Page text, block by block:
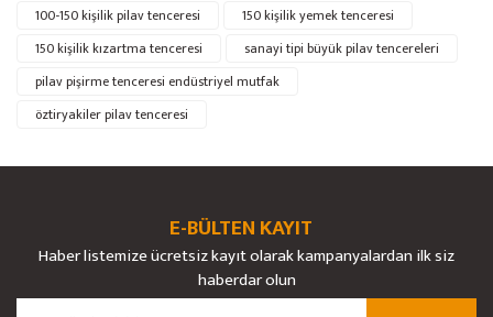
Yorum Yaz
Soru Sor
Ürün fiyatı diğer sitelerden daha pahalı.
Gönder
100-150 kişilik pilav tenceresi
150 kişilik yemek tenceresi
150 kişilik kızartma tenceresi
sanayi tipi büyük pilav tencereleri
pilav pişirme tenceresi endüstriyel mutfak
öztiryakiler pilav tenceresi
E-BÜLTEN KAYIT
Haber listemize ücretsiz kayıt olarak kampanyalardan ilk siz
haberdar olun